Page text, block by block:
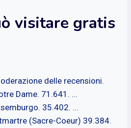
visitare gratis
delle recensioni.
Dame. 71.641. ...
35.402. ...
(Sacre-Coeur) 39.384.